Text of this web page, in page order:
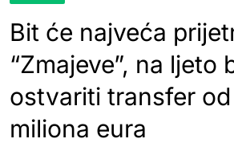
Bit će najveća
“Zmajeve”, na ljeto
ostvariti transfer od
miliona eura